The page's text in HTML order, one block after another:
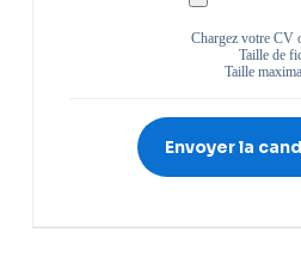
Chargez votre CV
Taille de
Taille